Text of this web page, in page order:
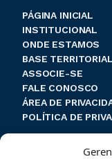
PÁGINA INICIAL
INSTITUCIONAL
ONDE ESTAMOS
BASE TERRITORIAL
ASSOCIE-SE
FALE CONOSCO
ÁREA DE
POLÍTICA DE
Endereço e